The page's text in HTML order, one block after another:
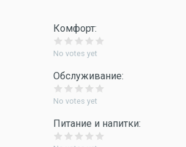
Комфорт:
No votes yet
Обслуживание:
No votes yet
Питание и напитки: